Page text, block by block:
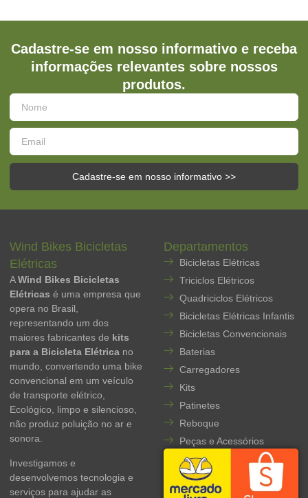
Cadastre-se em nosso informativo e receba
informações relevantes sobre nossos
produtos.
Cadastre-se em nosso informativo >>
Wind Bikes Bicicletas
Elétricas
AWind Bikes Bicicletas
Elétricas é uma empresa que
opera no Brasil,
representando um dos
maiores fabricantes de kits
para a Bicicleta Elétrica no
mundo, convertendo uma bike
convencional em um veículo
de transporte elétrico,
Ecológico, limpo e silencioso,
não produz poluição no ar e
sonora.
Investigamos e
desenvolvemos tecnologia e
serviços para ajudar as
Departamentos
Bicicletas Elétricas
Triciclos Elétricos
Quadriciclos Elétricos
Bicicletas Elétricas Infantis
Bicicletas Convencionais
Baterias
Carregadores
Kits
Patinetes
Reboque
Peças e Acessórios